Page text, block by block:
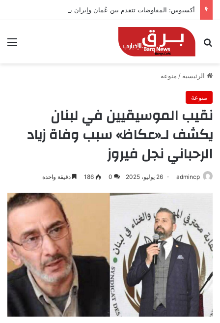
أكسيوس: المفاوضات تتقدم بين عُمان وإيران بشأن هرمز
بحث عن
الرئيسية / منوعة
منوعة
نقيب الموسيقيين في لبنان
يكشف لـ«عكاظ» سبب وفاة زياد
الرحباني نجل فيروز
admincp 26 يوليو، 2025 0
186 دقيقة واحدة